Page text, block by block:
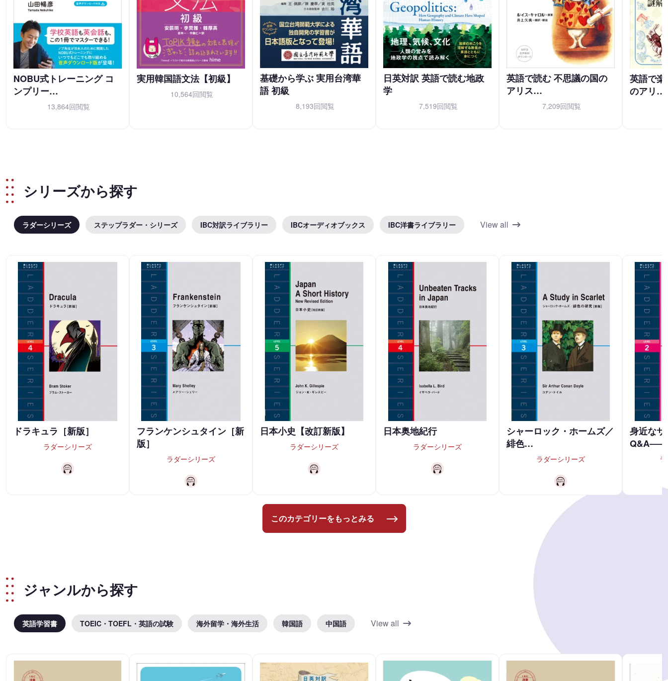
NOBU式トレーニング コ
ンプリー…
13,864回閲覧
実用韓国語文法【初級】
10,564回閲覧
基礎から学ぶ 実用台湾華
語 初級
8,193回閲覧
日英対訳 英語で読む地政
学
7,519回閲覧
英語で読む 不思議の国の
アリス…
7,209回閲覧
英語で
のアリ…
シリーズから探す
ラダーシリーズ ステップラダー・シリーズ IBC対訳ライブラリー IBCオーディオブックス IBC洋書ライブラリー View all
ドラキュラ［新版］
ラダーシリーズ
フランケンシュタイン［新
版］
ラダーシリーズ
日本小史【改訂新版】
ラダーシリーズ
日本奥地紀行
ラダーシリーズ
シャーロック・ホームズ／
緋色…
ラダーシリーズ
身近な
Q&A――
このカテゴリーをもっとみる
ジャンルから探す
英語学習書 TOEIC・TOEFL・英語の試験 海外留学・海外生活 韓国語 中国語 View all